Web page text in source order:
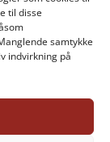
til disse
samtykke
indvirkning på